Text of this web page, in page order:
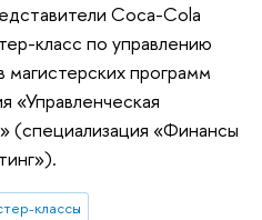
Coca-Cola
класс по управлению
программ
«Управленческая
(специализация «Финансы
классы